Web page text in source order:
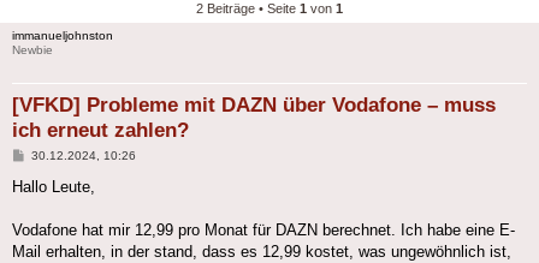
2 Beiträge • Seite 1 von 1
immanueljohnston
Newbie
[VFKD] Probleme mit DAZN über Vodafone – muss
ich erneut zahlen?
Beitrag
30.12.2024, 10:26
Hallo Leute,
Vodafone hat mir 12,99 pro Monat für DAZN berechnet. Ich habe eine E-
Mail erhalten, in der stand, dass es 12,99 kostet, was ungewöhnlich ist,